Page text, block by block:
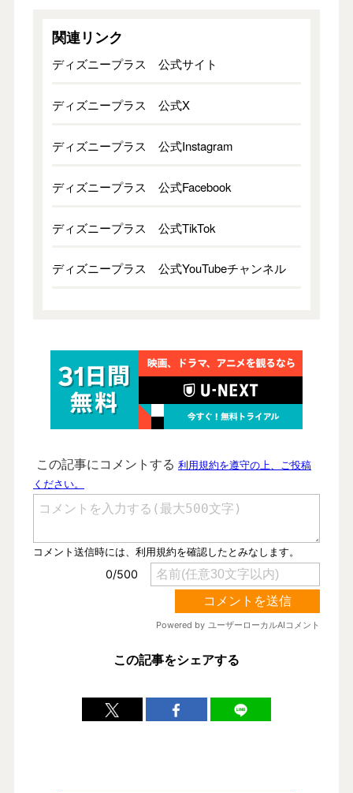
関連リンク
ディズニープラス 公式サイト
ディズニープラス 公式X
ディズニープラス 公式Instagram
ディズニープラス 公式Facebook
ディズニープラス 公式TikTok
ディズニープラス 公式YouTubeチャンネル
この記事をシェアする